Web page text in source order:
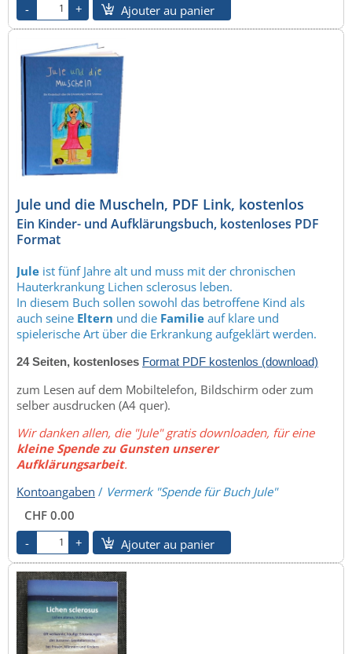
Ajouter au panier
Jule und die Muscheln, PDF Link, kostenlos
Ein Kinder- und Aufklärungsbuch, kostenloses PDF
Format
Jule ist fünf Jahre alt und muss mit der chronischen
Hauterkrankung Lichen sclerosus leben.
In diesem Buch sollen sowohl das betroffene Kind als
auch seine Eltern und die Familie auf klare und
spielerische Art über die Erkrankung aufgeklärt werden.
24 Seiten, kostenloses Format PDF kostenlos (download)
zum Lesen auf dem Mobiltelefon, Bildschirm oder zum
selber ausdrucken (A4 quer).
Wir danken allen, die "Jule" gratis downloaden, für eine
kleine Spende zu Gunsten unserer
Aufklärungsarbeit.
Kontoangaben / Vermerk "Spende für Buch Jule"
CHF 0.00
Ajouter au panier